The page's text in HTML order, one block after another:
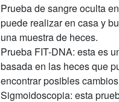
Prueba de sangre oculta
puede realizar en casa y
una muestra de heces.
Prueba FIT-DNA: esta es
basada en las heces que
encontrar posibles
Sigmoidoscopia: esta